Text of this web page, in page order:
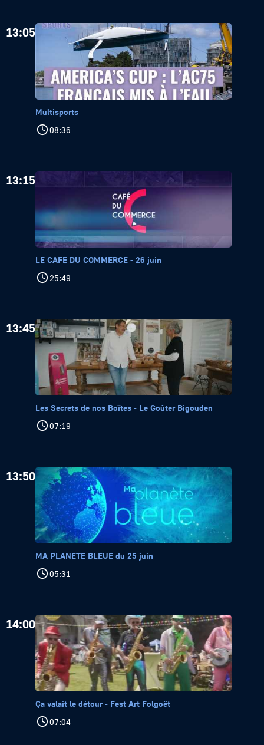
13:05
Multisports
08:36
13:15
LE CAFE DU COMMERCE - 26 juin
25:49
13:45
Les Secrets de nos Boïtes - Le Goûter Bigouden
07:19
13:50
MA PLANETE BLEUE du 25 juin
05:31
14:00
Ça valait le détour - Fest Art Folgoët
07:04